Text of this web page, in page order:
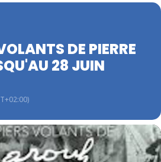
DE PIERRE
28 JUIN